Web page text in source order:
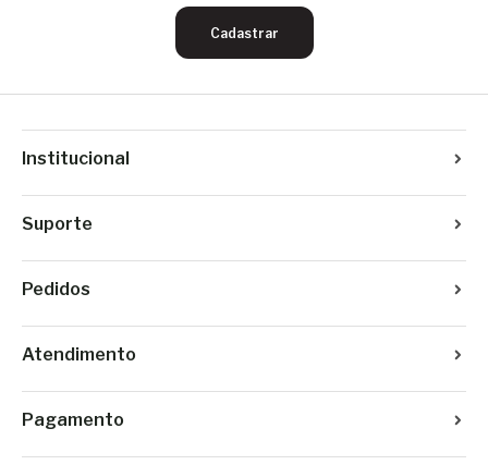
Cadastrar
Institucional
Suporte
Pedidos
Atendimento
Pagamento